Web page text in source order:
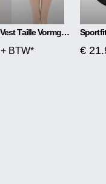
Contouren Vest Taille Vormgevende Top
+ BTW* €